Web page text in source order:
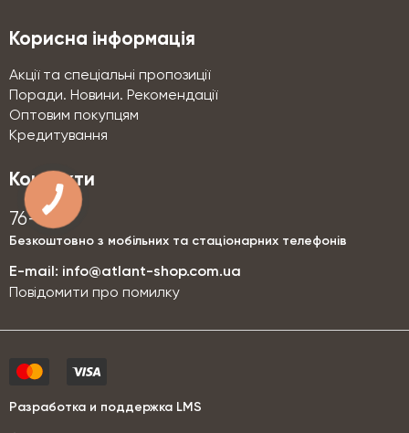
Корисна інформація
Акції та спеціальні пропозиції
Поради. Новини. Рекомендації
Оптовим покупцям
Кредитування
Контакти
76-76
Безкоштовно з мобільних та стаціонарних телефонів
E-mail: info@atlant-shop.com.ua
Повідомити про помилку
Разработка и поддержка LMS